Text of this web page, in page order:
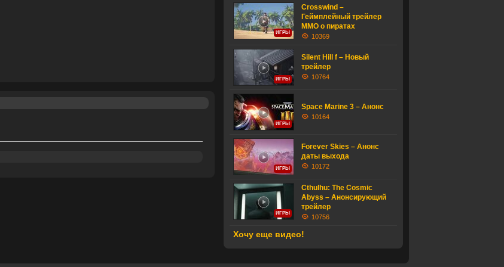
ИГРЫ
Crosswind –
Геймплейный трейлер
MMO о пиратах
10369
ИГРЫ
Silent Hill f – Новый
трейлер
10764
ИГРЫ
Space Marine 3 – Анонс
10164
ИГРЫ
Forever Skies – Анонс
даты выхода
10172
ИГРЫ
Cthulhu: The Cosmic
Abyss – Анонсирующий
трейлер
10756
Хочу еще видео!